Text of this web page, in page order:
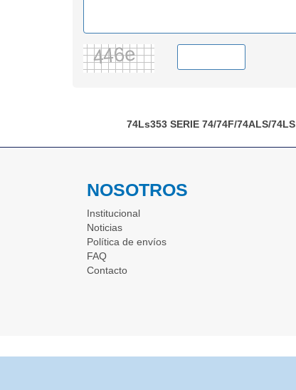
74Ls353 SERIE 74/74F/74ALS/74LS
NOSOTROS
Institucional
Noticias
Política de envíos
FAQ
Contacto